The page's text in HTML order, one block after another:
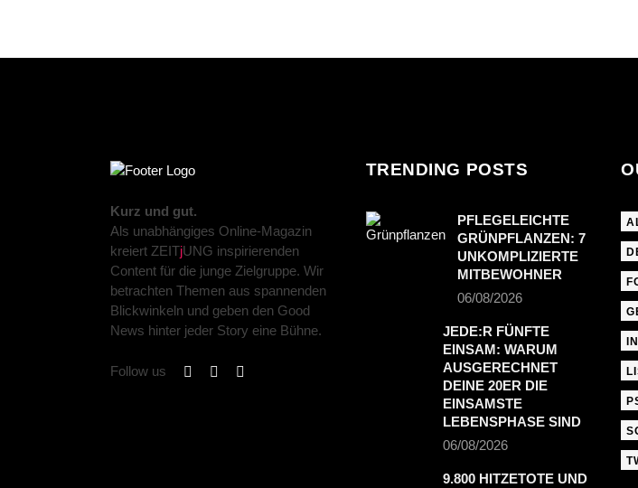
Kurz und gut.
Als unabhängiges Online-Magazin
kreiert ZEITjUNG inspirierenden
Content für die junge Zielgruppe. Wir
betrachten Themen aus spannenden
Blickwinkeln und geben den Good
News hinter jeder Story eine Bühne.
Follow us
TRENDING POSTS
PFLEGELEICHTE
GRÜNPFLANZEN: 7
UNKOMPLIZIERTE
MITBEWOHNER
06/08/2026
JEDE:R FÜNFTE
EINSAM: WARUM
AUSGERECHNET
DEINE 20ER DIE
EINSAMSTE
LEBENSPHASE SIND
06/08/2026
9.800 HITZETOTE UND